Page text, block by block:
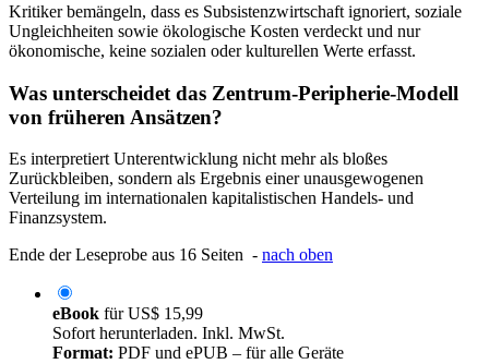
Kritiker bemängeln, dass es Subsistenzwirtschaft ignoriert, soziale
Ungleichheiten sowie ökologische Kosten verdeckt und nur
ökonomische, keine sozialen oder kulturellen Werte erfasst.
Was unterscheidet das Zentrum-Peripherie-Modell
von früheren Ansätzen?
Es interpretiert Unterentwicklung nicht mehr als bloßes
Zurückbleiben, sondern als Ergebnis einer unausgewogenen
Verteilung im internationalen kapitalistischen Handels- und
Finanzsystem.
Ende der Leseprobe aus 16 Seiten - nach oben
eBook fürUS$ 15,99
Sofort herunterladen. Inkl. MwSt.
Format: PDF und ePUB – für alle Geräte